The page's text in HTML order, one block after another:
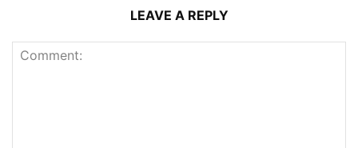
LEAVE A REPLY